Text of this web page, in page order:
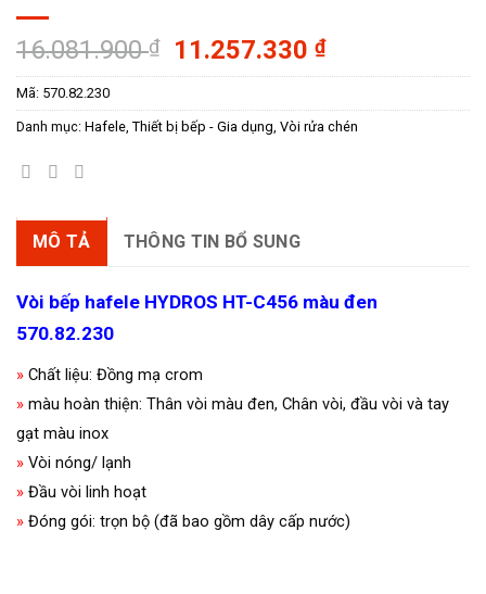
16.081.900₫
Giá
gốc
16.081.900 ₫.
11.257.330₫Giá
hiện
là:
Mã: 570.82.230
Danh mục: Hafele Thiết bị bếp - Gia dụng Vòi rửa chén
MÔ TẢ THÔNG TIN BỔ SUNG
Vòi bếp hafele HYDROS HT-C456 màu đen
570.82.230
» Chất liệu: Đồng mạ crom
» màu hoàn thiện: Thân vòi màu đen, Chân vòi, đầu vòi và tay
gạt màu inox
» Vòi nóng/ lạnh
» Đầu vòi linh hoạt
» Đóng gói: trọn bộ (đã bao gồm dây cấp nước)